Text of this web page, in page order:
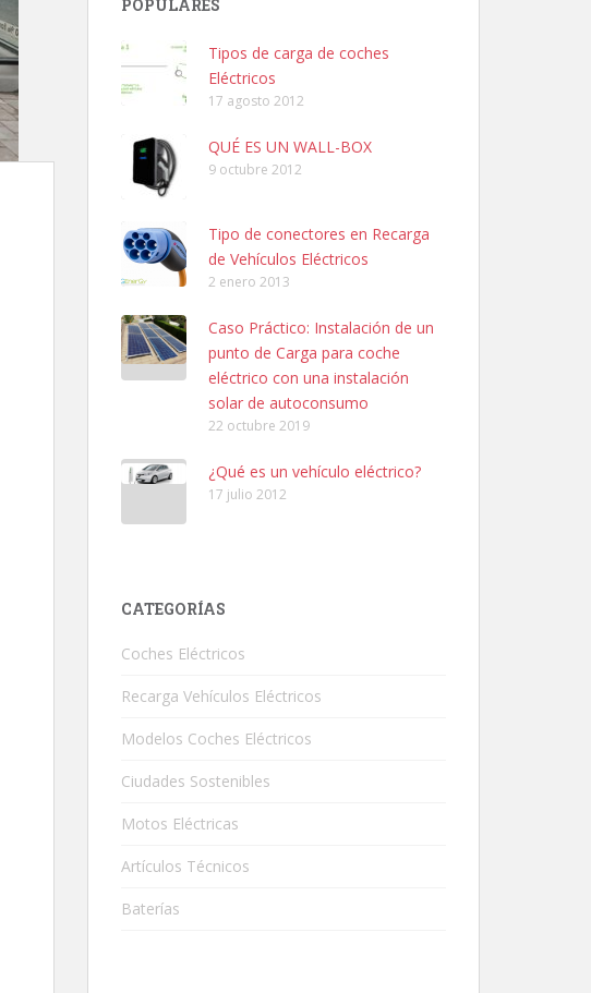
POPULARES
Tipos de carga de coches
Eléctricos
17 agosto 2012
QUÉ ES UN WALL-BOX
9 octubre 2012
Tipo de conectores en Recarga
de Vehículos Eléctricos
2 enero 2013
Caso Práctico: Instalación de un
punto de Carga para coche
eléctrico con una instalación
solar de autoconsumo
22 octubre 2019
¿Qué es un vehículo eléctrico?
17 julio 2012
CATEGORÍAS
Coches Eléctricos
Recarga Vehículos Eléctricos
Modelos Coches Eléctricos
Ciudades Sostenibles
Motos Eléctricas
Artículos Técnicos
Baterías